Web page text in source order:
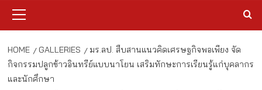
Menu
HOME GALLERIES
มร.ลป. สืบสานแนวคิดเศรษฐกิจพอเพียง จัด
กิจกรรมปลูกข้าวอินทรีย์แบบนาโยน เสริมทักษะการเรียนรู้แก่บุคลากร
และนักศึกษา